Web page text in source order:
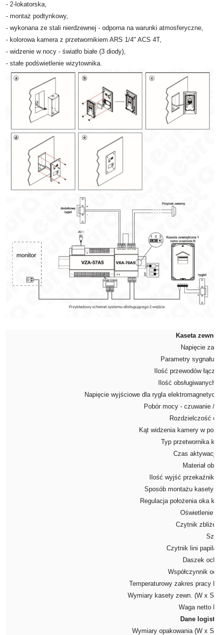
- 2-lokatorska,
- montaż podtynkowy,
- wykonana ze stali nierdzewnej - odporna na warunki atmosferyczne,
- kolorowa kamera z przetwornikiem ARS 1/4" ACS 4T,
- widzenie w nocy - światło białe (3 diody),
- stałe podświetlenie wizytownika.
Kaseta
Napięcie
Parametry sygnału
Ilość przewodów
Ilość obsługiwanych
Napięcie wyjściowe dla rygla
Pobór mocy - czuwanie /
Rozdzielczość
Kąt widzenia kamery w
Typ przetwornika
Czas aktywacji
Materiał
Ilość wyjść
Sposób montażu kasety
Regulacja położenia oka
Oświetlenie
Czytnik
Czytnik lini
Daszek
Współczynnik
Temperaturowy zakres pracy
Wymiary kasety zewn. (W x
Waga netto
Dane
Wymiary opakowania (W x